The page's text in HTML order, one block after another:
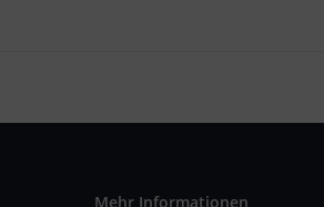
Mehr Informationen